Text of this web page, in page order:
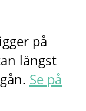
på
längst
Se på